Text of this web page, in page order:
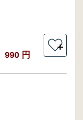
990 円
＋